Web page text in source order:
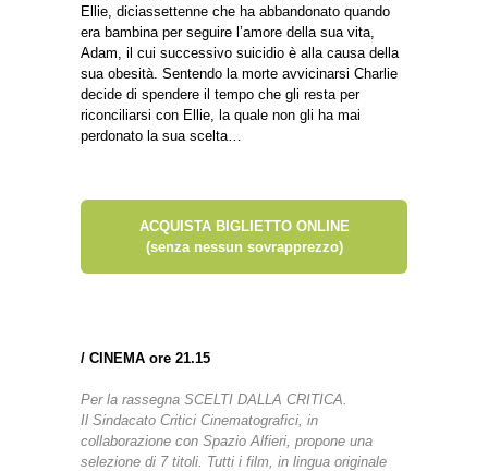
Ellie, diciassettenne che ha abbandonato quando
era bambina per seguire l’amore della sua vita,
Adam, il cui successivo suicidio è alla causa della
sua obesità. Sentendo la morte avvicinarsi Charlie
decide di spendere il tempo che gli resta per
riconciliarsi con Ellie, la quale non gli ha mai
perdonato la sua scelta…
ACQUISTA BIGLIETTO ONLINE
(senza nessun sovrapprezzo)
/ CINEMA ore 21.15
Per la rassegna SCELTI DALLA CRITICA.
Il Sindacato Critici Cinematografici, in
collaborazione con Spazio Alfieri, propone una
selezione di 7 titoli. Tutti i film, in lingua originale